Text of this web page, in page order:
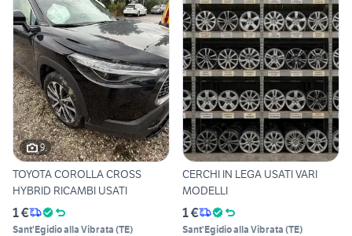
9
TOYOTA COROLLA CROSS
HYBRID RICAMBI USATI
1 €
Sant'Egidio alla Vibrata (TE)
CERCHI IN LEGA USATI VARI
MODELLI
1 €
Sant'Egidio alla Vibrata (TE)